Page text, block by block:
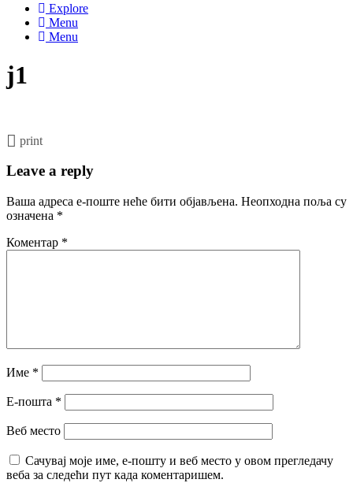
Explore
Menu
Menu
j1
print
Leave a reply
Ваша адреса е-поште неће бити објављена. Неопходна поља су
означена *
Коментар *
Име *
Е-пошта *
Веб место
Сачувај моје име, е-пошту и веб место у овом прегледачу
веба за следећи пут када коментаришем.